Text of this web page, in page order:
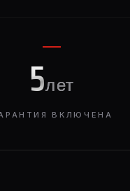
5лет
ВКЛЮЧЕНА